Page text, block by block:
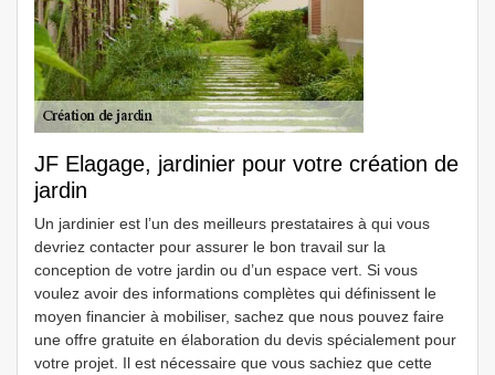
JF Elagage, jardinier pour votre création de
jardin
Un jardinier est l’un des meilleurs prestataires à qui vous
devriez contacter pour assurer le bon travail sur la
conception de votre jardin ou d’un espace vert. Si vous
voulez avoir des informations complètes qui définissent le
moyen financier à mobiliser, sachez que nous pouvez faire
une offre gratuite en élaboration du devis spécialement pour
votre projet. Il est nécessaire que vous sachiez que cette